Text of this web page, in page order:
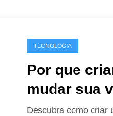
TECNOLOGIA
Por que
mudar sua
Descubra como criar